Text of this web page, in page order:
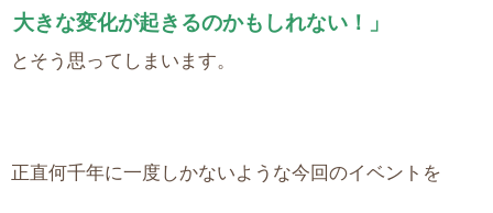
大きな変化が起きるのかもしれない！」
とそう思ってしまいます。
正直何千年に一度しかないような今回のイベントを